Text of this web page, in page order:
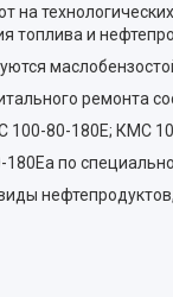
топлива и
ремонта
80-180Е; КМС
по